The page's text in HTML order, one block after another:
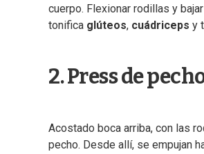
cuerpo. Flexionar rodillas y
tonifica glúteos, cuádriceps y
2. Press de
Acostado boca arriba, con las
pecho. Desde allí, se empujan